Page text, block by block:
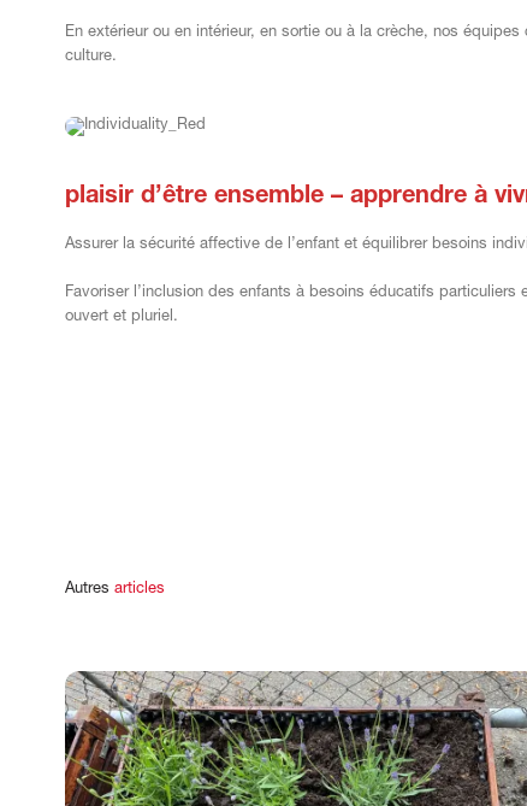
En extérieur ou en intérieur, en sortie ou à la crèche, nos
culture.
plaisir d’être ensemble – apprendre à
Assurer la sécurité affective de l’enfant et équilibrer besoins
Favoriser l’inclusion des enfants à besoins éducatifs
ouvert et pluriel.
Autres articles